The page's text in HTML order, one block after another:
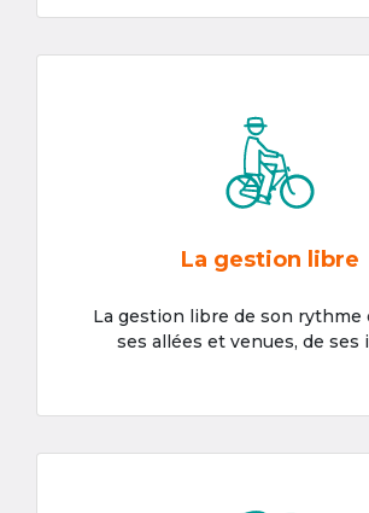
La gestion libre
La gestion libre de son rythme
ses allées et venues, de ses